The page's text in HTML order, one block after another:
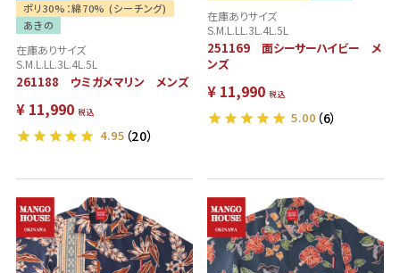
ポリ30%：綿70% (シーチング)
あきの
在庫ありサイズ
S.M.L.LL.3L.4L.5L
261188 ウミガメマリン メンズ
¥ 11,990 税込
4.95 （20）
在庫ありサイズ
S.M.L.LL.3L.4L.5L
251169 面シーサーハイビー メ
ンズ
¥ 11,990 税込
5.00 （6）